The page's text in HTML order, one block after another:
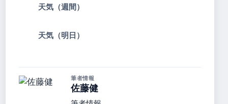
天気（週間）
天気（明日）
筆者情報
佐藤健